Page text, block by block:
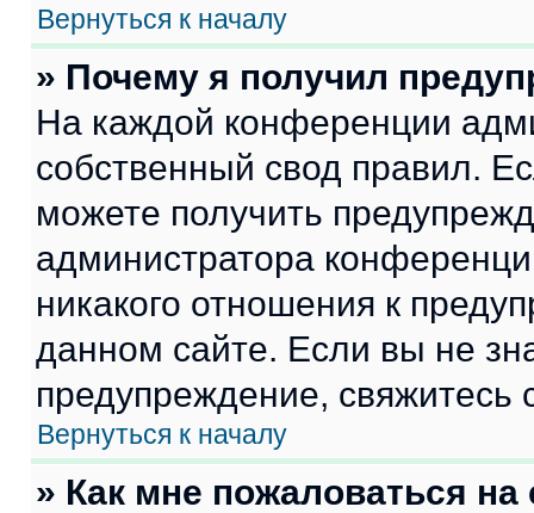
Вернуться к началу
» Почему я получил
На каждой конференции
собственный свод правил.
можете получить
администратора
никакого отношения к
данном сайте. Если вы не
предупреждение,
Вернуться к началу
» Как мне пожаловаться